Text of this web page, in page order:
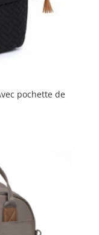
pochette de